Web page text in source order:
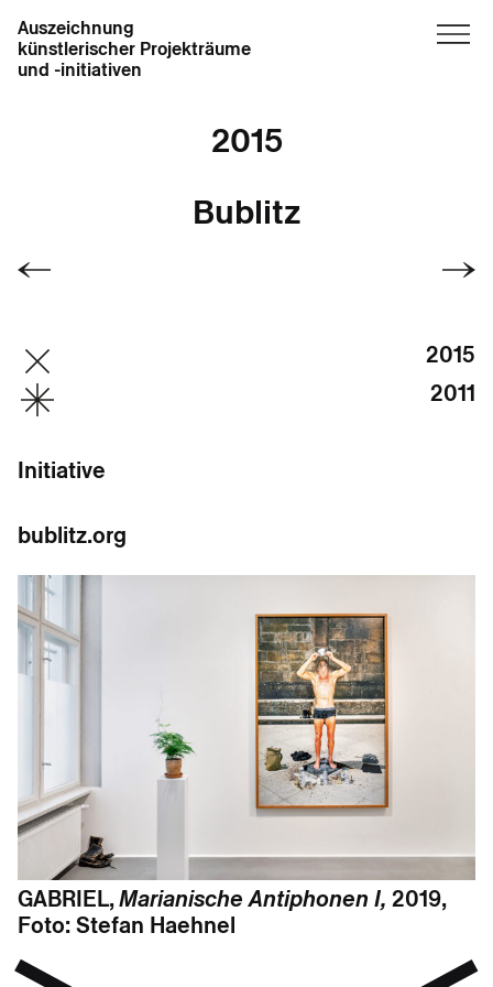
Auszeichnung
künstlerischer Projekträume
und -initiativen
2015
Bublitz
2015
2011
Initiative
bublitz.org
GABRIEL,Marianische Antiphonen I, 2019,
Foto: Stefan Haehnel